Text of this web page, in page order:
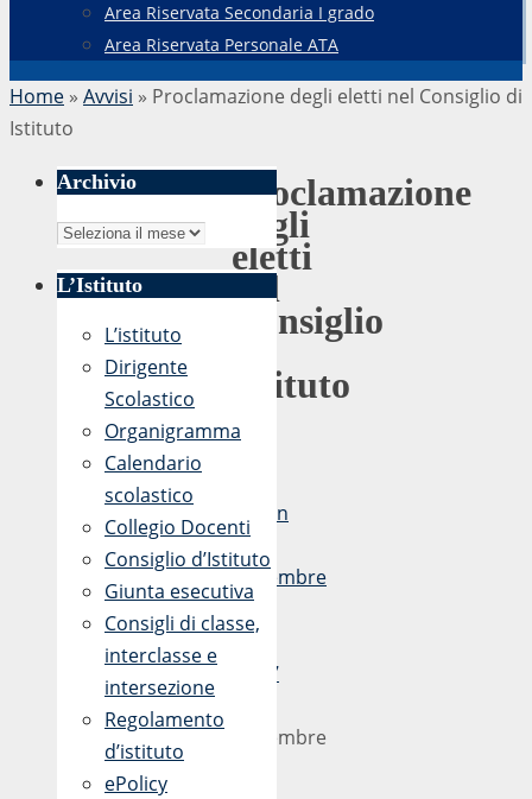
Area Riservata Secondaria I grado
Area Riservata Personale ATA
Home » Avvisi » Proclamazione degli eletti nel Consiglio di
Istituto
Proclamazione
degli
eletti
nel
Consiglio
Istituto
admin
27
Novembre
2018
-
13:47
Novembre
Archivio
Archivio
L’Istituto
L’istituto
Dirigente
Scolastico
Organigramma
Calendario
scolastico
Collegio Docenti
Consiglio d’Istituto
Giunta esecutiva
Consigli di classe,
interclasse e
intersezione
Regolamento
d’istituto
ePolicy